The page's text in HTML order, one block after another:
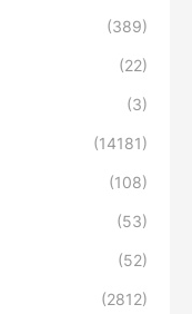
(389)
(22)
(3)
(14181)
(108)
(53)
(52)
(2812)